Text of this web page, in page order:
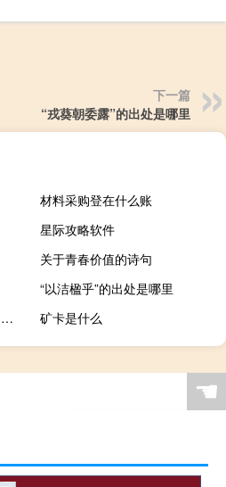
下一篇
“戎葵朝委露”的出处是哪里
材料采购登在什么账
星际攻略软件
关于青春价值的诗句
“以洁楹乎”的出处是哪里
站如松坐如钟行如风卧如弓是什么意思
矿卡是什么
☚